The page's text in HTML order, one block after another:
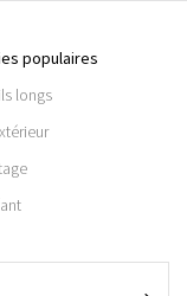
populaires
longs